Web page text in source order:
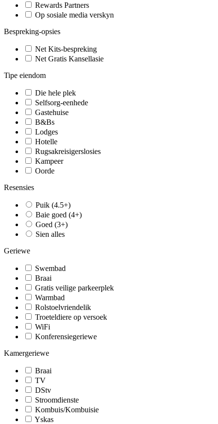
Rewards Partners
Op sosiale media verskyn
Bespreking-opsies
Net Kits-bespreking
Net Gratis Kansellasie
Tipe eiendom
Die hele plek
Selfsorg-eenhede
Gastehuise
B&Bs
Lodges
Hotelle
Rugsakreisigerslosies
Kampeer
Oorde
Resensies
Puik (4.5+)
Baie goed (4+)
Goed (3+)
Sien alles
Geriewe
Swembad
Braai
Gratis veilige parkeerplek
Warmbad
Rolstoelvriendelik
Troeteldiere op versoek
WiFi
Konferensiegeriewe
Kamergeriewe
Braai
TV
DStv
Stroomdienste
Kombuis/Kombuisie
Yskas